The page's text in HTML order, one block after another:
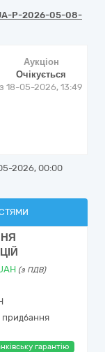
P-2026-05-08-
Аукціон
Очікується
з18-05-2026, 13:49
2026, 00:00
(з ПДВ)
придбання
гарантію